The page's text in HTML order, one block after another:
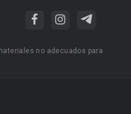
no adecuados para